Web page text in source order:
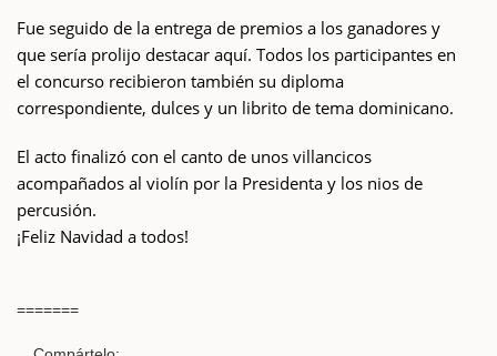
Fue seguido de la entrega de premios a los ganadores y
que sería prolijo destacar aquí. Todos los participantes en
el concurso recibieron también su diploma
correspondiente, dulces y un librito de tema dominicano.
El acto finalizó con el canto de unos villancicos
acompañados al violín por la Presidenta y los nios de
percusión.
¡Feliz Navidad a todos!
=======